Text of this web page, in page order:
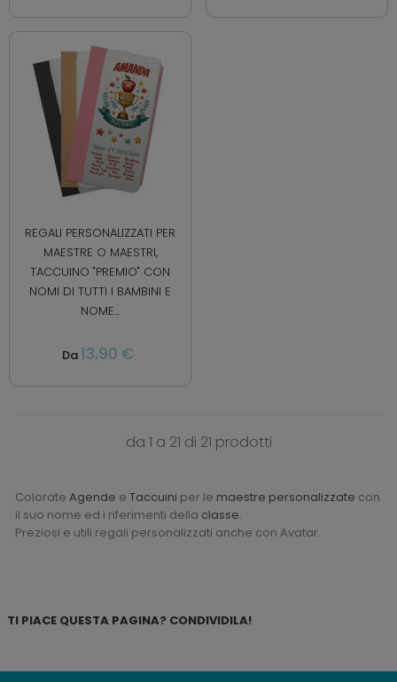
REGALI PERSONALIZZATI PER
MAESTRE O MAESTRI,
TACCUINO "PREMIO" CON
NOMI DI TUTTI I BAMBINI E
NOME...
Da13,90 €
da 1 a 21 di 21 prodotti
Colorate Agende e Taccuini per le maestre personalizzate con
il suo nome ed i riferimenti della classe.
Preziosi e utili regali personalizzati anche con Avatar.
TI PIACE QUESTA PAGINA? CONDIVIDILA!